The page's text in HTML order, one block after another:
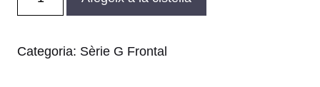
de
Categoria: Sèrie G Frontal